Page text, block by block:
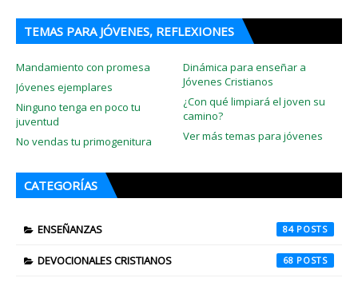
TEMAS PARA JÓVENES, REFLEXIONES
Mandamiento con promesa
Dinámica para enseñar a
Jóvenes Cristianos
Jóvenes ejemplares
¿Con qué limpiará el joven su
camino?
Ninguno tenga en poco tu
juventud
Ver más temas para jóvenes
No vendas tu primogenitura
CATEGORÍAS
ENSEÑANZAS 84
DEVOCIONALES CRISTIANOS 68